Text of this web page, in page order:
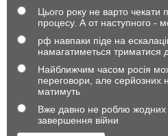
Цього року не варто чекати
процесу. А от наступного -
рф навпаки піде на
намагатиметься триматися
Найближчим часом росія
переговори, але серйозних
матимуть
Вже давно не роблю жодних
завершення війни